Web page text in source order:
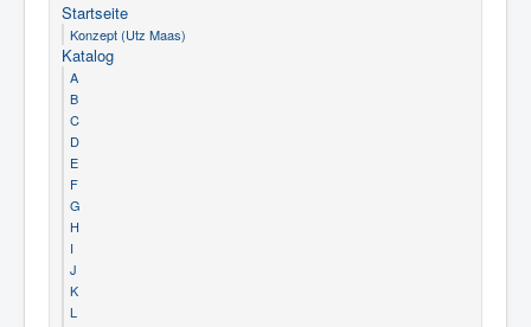
Startseite
Konzept (Utz Maas)
Katalog
A
B
C
D
E
F
G
H
I
J
K
L